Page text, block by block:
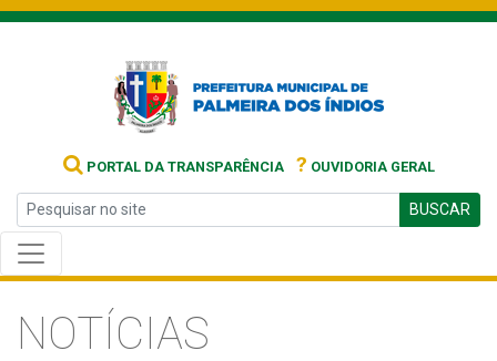
PORTAL DA TRANSPARÊNCIA ? OUVIDORIA GERAL
BUSCAR
NOTÍCIAS